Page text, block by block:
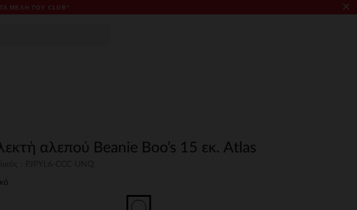
ΜΈΛΗ ΤΟΥ CLUB* ×
αλεπού Beanie Boo’s 15 εκ. Atlas